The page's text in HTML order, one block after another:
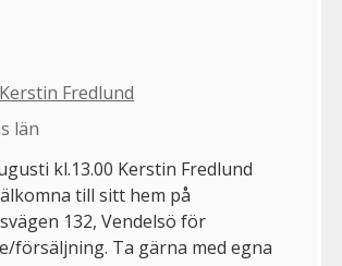
Fredlund
län
kl.13.00 Kerstin Fredlund
till sitt hem på
132, Vendelsö för
försäljning. Ta gärna med egna